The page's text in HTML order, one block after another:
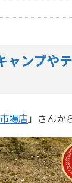
ンプや
場店」さんか